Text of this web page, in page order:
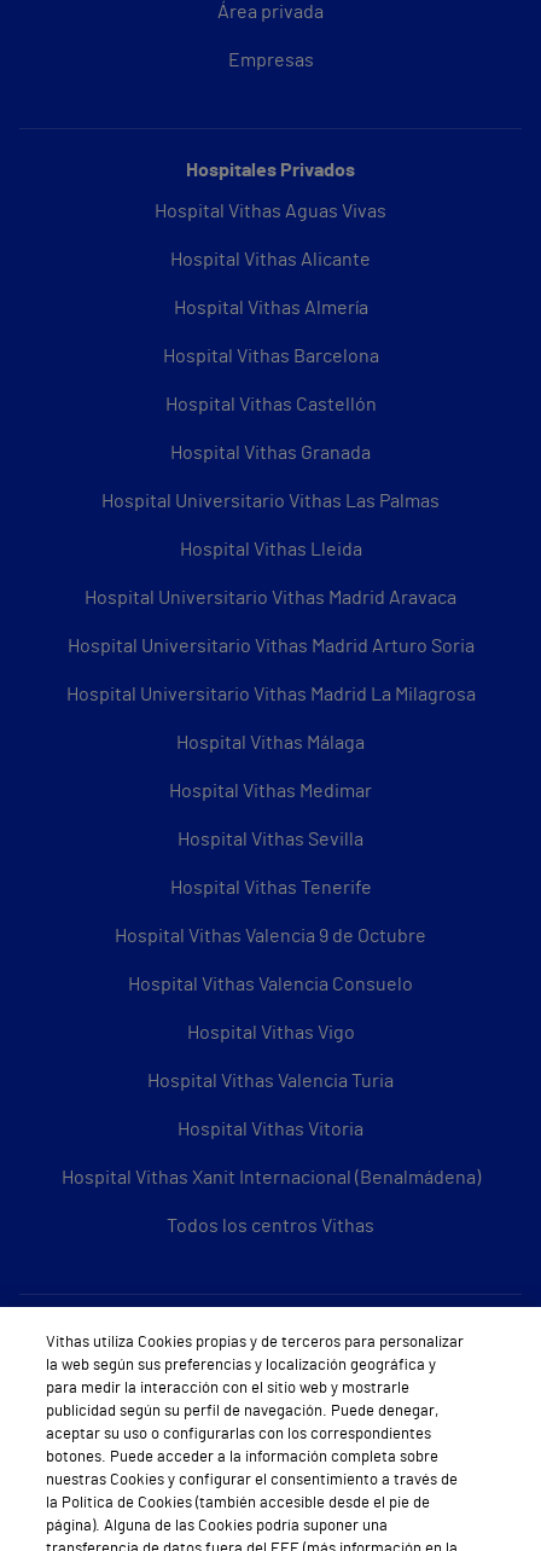
Área privada
Empresas
Hospitales Privados
Hospital Vithas Aguas Vivas
Hospital Vithas Alicante
Hospital Vithas Almería
Hospital Vithas Barcelona
Hospital Vithas Castellón
Hospital Vithas Granada
Hospital Universitario Vithas Las Palmas
Hospital Vithas Lleida
Hospital Universitario Vithas Madrid Aravaca
Hospital Universitario Vithas Madrid Arturo Soria
Hospital Universitario Vithas Madrid La Milagrosa
Hospital Vithas Málaga
Hospital Vithas Medimar
Hospital Vithas Sevilla
Hospital Vithas Tenerife
Hospital Vithas Valencia 9 de Octubre
Hospital Vithas Valencia Consuelo
Hospital Vithas Vigo
Hospital Vithas Valencia Turia
Hospital Vithas Vitoria
Hospital Vithas Xanit Internacional (Benalmádena)
Todos los centros Vithas
Sobre Vithas
Quiénes somos
Trabajar en Vithas
Teléfono Cita Médica
Teléfono Atención al Cliente
Vithas utiliza Cookies propias y de terceros para personalizar
la web según sus preferencias y localización geográfica y
para medir la interacción con el sitio web y mostrarle
publicidad según su perfil de navegación. Puede denegar,
aceptar su uso o configurarlas con los correspondientes
botones. Puede acceder a la información completa sobre
nuestras Cookies y configurar el consentimiento a través de
la Política de Cookies (también accesible desde el pie de
página). Alguna de las Cookies podría suponer una